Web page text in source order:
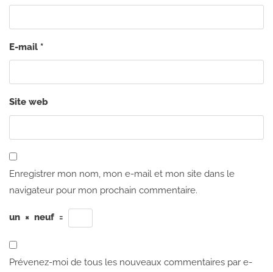
E-mail *
Site web
Enregistrer mon nom, mon e-mail et mon site dans le
navigateur pour mon prochain commentaire.
un × neuf =
Prévenez-moi de tous les nouveaux commentaires par e-